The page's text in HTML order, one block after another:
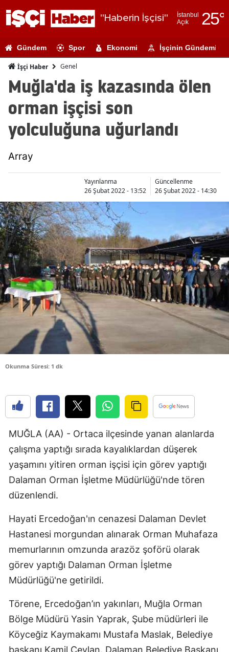
"Haberin İşçisi"
İstanbul
Açık
25°
Adıyaman
Ağrı
Bilecik
Bingöl
Bitlis
Bolu
Burdur
Çorum
Denizli
Diyarbakır
Edirne
Erzincan
Erzurum
Eskişehir
Gümüşhane
Hakkari
Gündem Spor Ekonomi İşçinin Gündemi
İşçi Haber Genel
Muğla'da iş kazasında ölen
orman işçisi son
yolculuğuna uğurlandı
Array
Yayınlanma
26 Şubat 2022 - 13:52
Güncellenme
26 Şubat 2022 - 14:30
Okunma Süresi: 1 dk
MUĞLA (AA) - Ortaca ilçesinde yanan alanlarda
çalışma yaptığı sırada kayalıklardan düşerek
yaşamını yitiren orman işçisi için görev yaptığı
Dalaman Orman İşletme Müdürlüğü'nde tören
düzenlendi.
Hayati Ercedoğan'ın cenazesi Dalaman Devlet
Hastanesi morgundan alınarak Orman Muhafaza
memurlarının omzunda arazöz şoförü olarak
görev yaptığı Dalaman Orman İşletme
Müdürlüğü'ne getirildi.
Törene, Ercedoğan’ın yakınları, Muğla Orman
Bölge Müdürü Yasin Yaprak, Şube müdürleri ile
Köyceğiz Kaymakamı Mustafa Maslak, Belediye
başkanı Kamil Ceylan, Dalaman Belediye Başkanı